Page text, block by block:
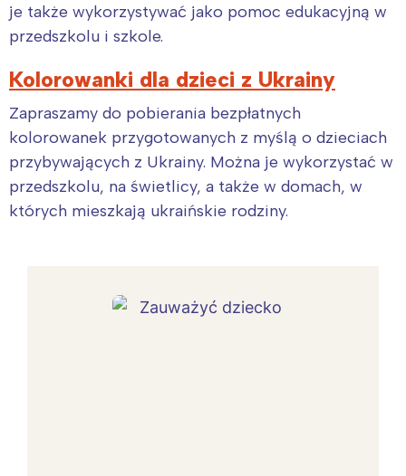
je także wykorzystywać jako pomoc edukacyjną w
przedszkolu i szkole.
Kolorowanki dla dzieci z Ukrainy
Zapraszamy do pobierania bezpłatnych
kolorowanek przygotowanych z myślą o dzieciach
przybywających z Ukrainy. Można je wykorzystać w
przedszkolu, na świetlicy, a także w domach, w
których mieszkają ukraińskie rodziny.